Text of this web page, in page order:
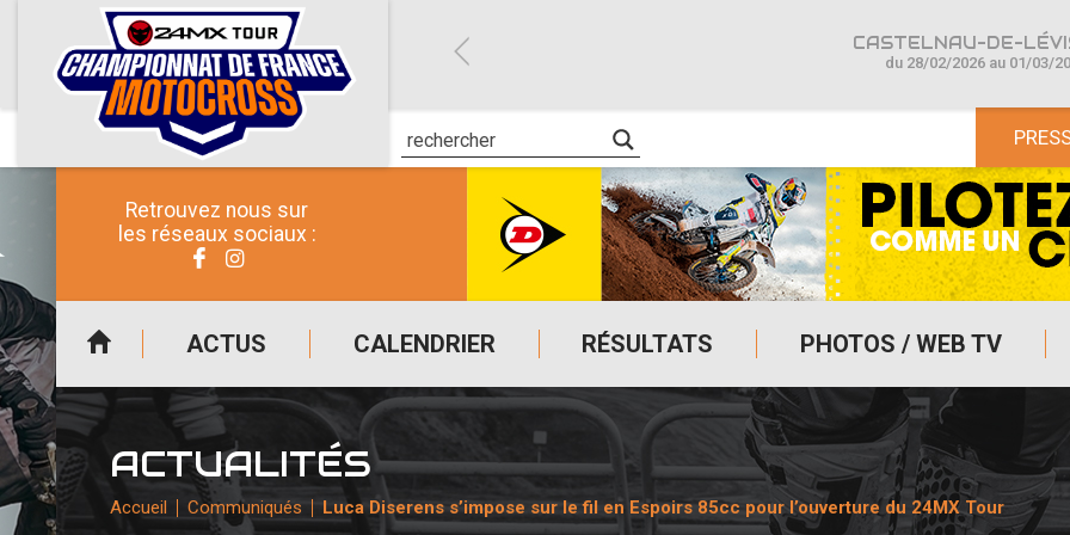
Retrouvez nous sur
les réseaux sociaux :
ACTUS CALENDRIER RÉSULTATS PHOTOS / WEB TV
CASTELNAU-DE-
du 28/02/2026 au 01/03/
ACTUALITÉS
Accueil Communiqués Luca Diserens s’impose sur le fil en Espoirs 85cc pour l’ouverture du 24MX Tour